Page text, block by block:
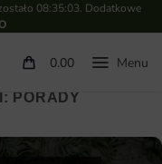
08:35:01. Dodatkowe
0.00
PORADY